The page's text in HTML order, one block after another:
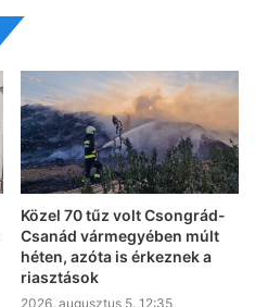
Közel 70 tűz volt Csongrád-
Csanád vármegyében múlt
héten, azóta is érkeznek a
riasztások
2026, augusztus 5. 12:35